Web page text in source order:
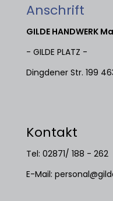
Anschrift
GILDE HANDWERK
- GILDE PLATZ -
Dingdener Str. 199
Kontakt
Tel: 02871/ 188 - 262
E-Mail: